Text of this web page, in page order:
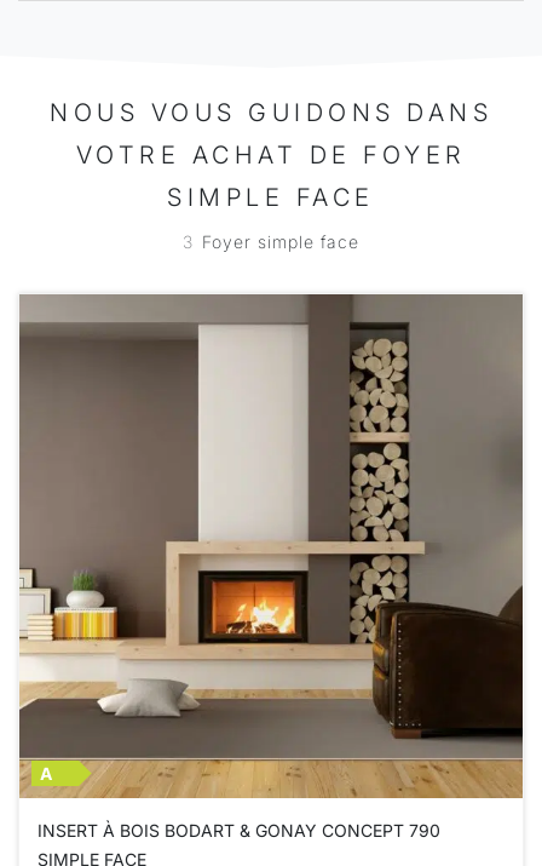
NOUS VOUS GUIDONS DANS
VOTRE ACHAT DE FOYER
SIMPLE FACE
3 Foyer simple face
A
INSERT À BOIS BODART & GONAY CONCEPT 790
SIMPLE FACE